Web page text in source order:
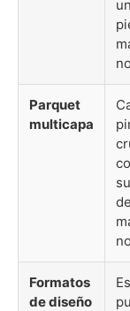
Parquet
multicapa
de
Formatos
de diseño